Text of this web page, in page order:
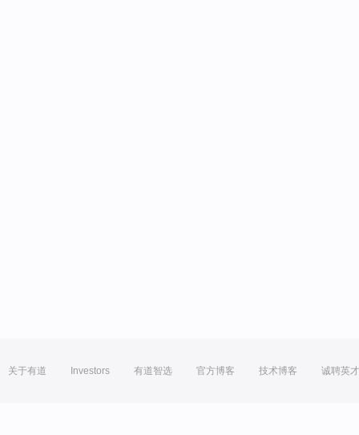
关于有道 Investors 有道智选 官方博客 技术博客 诚聘英才